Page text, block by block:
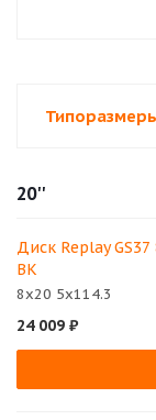
20''
Диск Replay GS37
BK
8x20 5x114.3
24 009 ₽